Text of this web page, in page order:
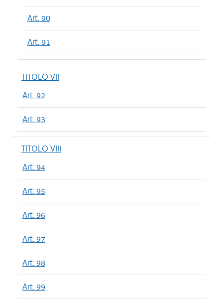
Art. 90
Art. 91
TITOLO VII
Art. 92
Art. 93
TITOLO VIII
Art. 94
Art. 95
Art. 96
Art. 97
Art. 98
Art. 99